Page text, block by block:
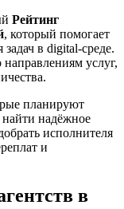
Рейтинг
, который помогает
в digital-среде.
направлениям услуг,
планируют
найти надёжное
исполнителя
и
в